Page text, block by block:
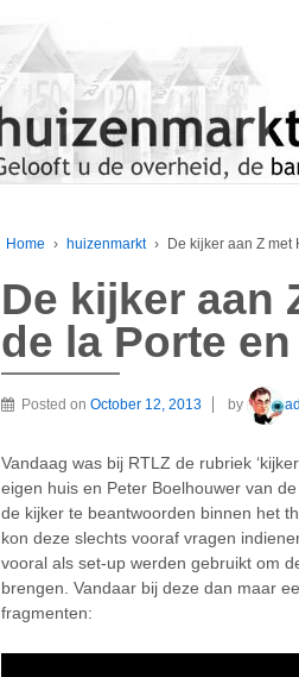
Home › huizenmarkt › De kijker aan Z
De kijker aan
de la Porte
Posted on October 12, 2013 by
Vandaag was bij RTLZ de rubriek
eigen huis en Peter Boelhouwer van
de kijker te beantwoorden binnen het
kon deze slechts vooraf vragen
vooral als set-up werden gebruikt om
brengen. Vandaar bij deze dan maar
fragmenten: